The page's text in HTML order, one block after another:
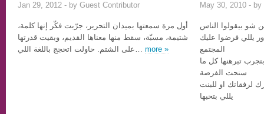
Jan 29, 2012 - by Guest Contributor
أول مرة سمعتها بميدان التحرير، جرّبت فكّر إنها كلمة،
شتيمة، مسبّة، سقط منها معناها القديم، وبقيت قدرتها
على الشتم. حاولت اتحجج باللغة اللي… more »
May 30, 2010 - by
شو بيقولوا الناس
يللي فرضوا عليك
المجتمع
تبرهنها كل ما
سنحت الفرصة
لرفقاتك او للبنت
يللي بتحبها